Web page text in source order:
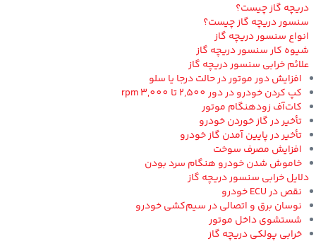
دریچه گاز چیست؟
سنسور دریچه گاز چیست؟
انواع سنسور دریچه گاز
شیوه کار سنسور دریچه گاز
علائم خرابی سنسور دریچه گاز
افزایش دور موتور در حالت درجا یا سلو
کپ کردن خودرو در دور 2,500 تا 3,000 rpm
کات‌آف زودهنگام موتور
تأخیر در گاز خوردن خودرو
تأخیر در پایین آمدن گاز خودرو
افزایش مصرف سوخت
خاموش شدن خودرو هنگام سرد بودن
دلایل خرابی سنسور دریچه گاز
نقص در ECU خودرو
نوسان برق و اتصالی در سیم‌کشی خودرو
شستشوی داخل موتور
خرابی پولکی دریچه گاز